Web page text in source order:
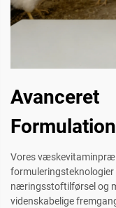
Avanceret
Vores
næringsstoftilførsel og
videnskabelige